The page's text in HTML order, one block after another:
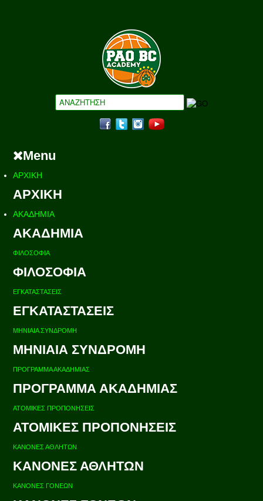
Menu
ΑΡΧΙΚΗ
ΑΡΧΙΚΗ
ΑΚΑΔΗΜΙΑ
ΑΚΑΔΗΜΙΑ
ΦΙΛΟΣΟΦΙΑ
ΦΙΛΟΣΟΦΙΑ
ΕΓΚΑΤΑΣΤΑΣΕΙΣ
ΕΓΚΑΤΑΣΤΑΣΕΙΣ
ΜΗΝΙΑΙΑ ΣΥΝΔΡΟΜΗ
ΜΗΝΙΑΙΑ ΣΥΝΔΡΟΜΗ
ΠΡΟΓΡΑΜΜΑ ΑΚΑΔΗΜΙΑΣ
ΠΡΟΓΡΑΜΜΑ ΑΚΑΔΗΜΙΑΣ
ΑΤΟΜΙΚΕΣ ΠΡΟΠΟΝΗΣΕΙΣ
ΑΤΟΜΙΚΕΣ ΠΡΟΠΟΝΗΣΕΙΣ
ΚΑΝΟΝΕΣ ΑΘΛΗΤΩΝ
ΚΑΝΟΝΕΣ ΑΘΛΗΤΩΝ
ΚΑΝΟΝΕΣ ΓΟΝΕΩΝ